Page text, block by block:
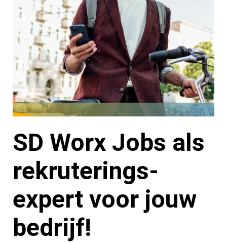
SD Worx Jobs als
rekruterings-
expert voor jouw
bedrijf!